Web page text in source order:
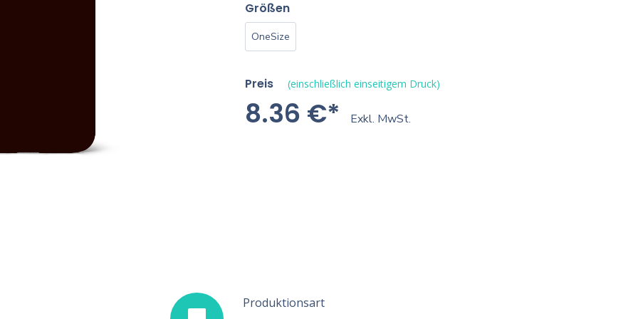
Größen
OneSize
Preis (einschließlich einseitigem Druck)
8.36 €* Exkl. MwSt.
Produktionsart